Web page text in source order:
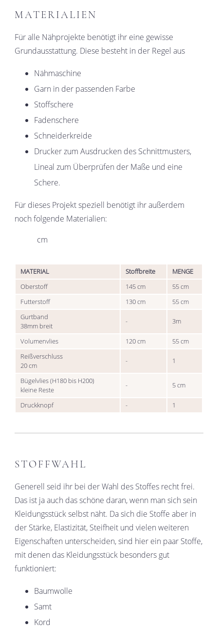
MATERIALIEN
Für alle Nähprojekte benötigt ihr eine gewisse
Grundausstattung. Diese besteht in der Regel aus
Nähmaschine
Garn in der passenden Farbe
Stoffschere
Fadenschere
Schneiderkreide
Drucker zum Ausdrucken des Schnittmusters,
Lineal zum Überprüfen der Maße und eine
Schere.
Für dieses Projekt speziell benötigt ihr außerdem
noch folgende Materialien:
cm
MATERIAL Stoffbreite
MENGE
Oberstoff
145cm 55cm
Futterstoff
130cm 55cm
Gurtband
38mm breit
- 3m
Volumenvlies 120cm 55cm
Reißverschluss
20 cm
- 1
Bügelvlies (H180 bis H200)
kleine Reste
- 5cm
Druckknopf - 1
STOFFWAHL
Generell seid ihr bei der Wahl des Stoffes recht frei.
Das ist ja auch das schöne daran, wenn man sich sein
Kleidungsstück selbst näht. Da sich die Stoffe aber in
der Stärke, Elastizität, Steifheit und vielen weiteren
Eigenschaften unterscheiden, sind hier ein paar Stoffe,
mit denen das Kleidungsstück besonders gut
funktioniert:
Baumwolle
Samt
Kord